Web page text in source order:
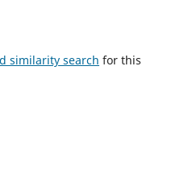
similarity search for this